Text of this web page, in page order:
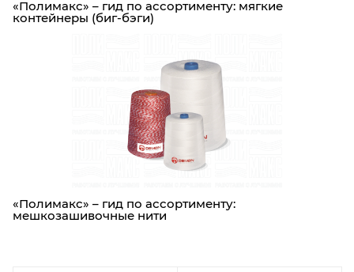
«Полимакс» – гид по ассортименту: мягкие
контейнеры (биг-бэги)
«Полимакс» – гид по ассортименту:
мешкозашивочные нити